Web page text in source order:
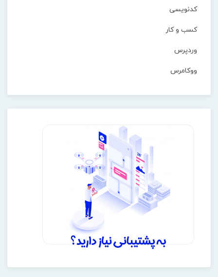
کدنویسی
کسب و کار
وردپرس
ووکامرس